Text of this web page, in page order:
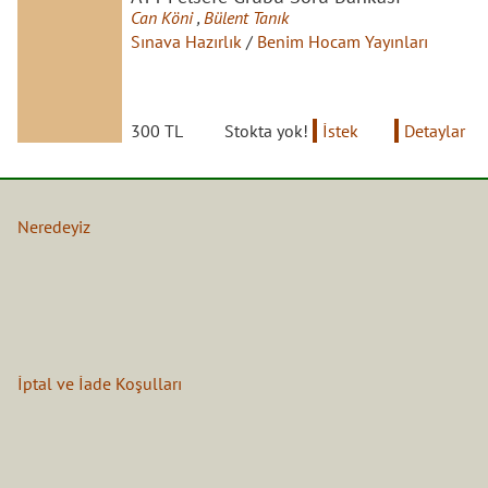
Can Köni, Bülent Tanık
Sınava Hazırlık / Benim Hocam Yayınları
300 TL Stokta yok! İstek Detaylar
Neredeyiz
İptal ve İade Koşulları